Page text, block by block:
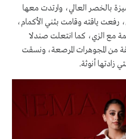
بالخصر العالي، وارتدت معها
رفعت ياقته وقامت بثني الأكمام،
مع الزي، كما انتعلت صندلا
من المجوهرات المرصعة، ونسقت
زادتها أنوثة.